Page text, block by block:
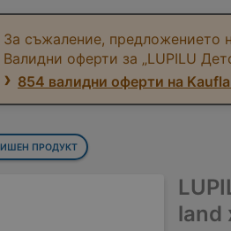
За съжаление, предложението
Валидни оферти за „LUPILU
854 валидни оферти на
ПРОДУКТ
land